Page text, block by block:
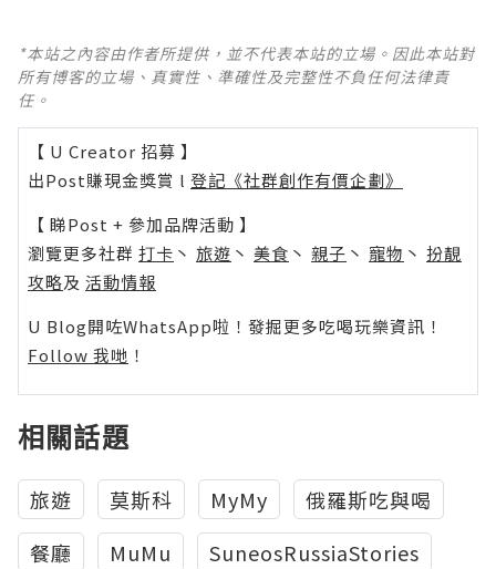
*本站之內容由作者所提供，並不代表本站的立場。因此本站對
所有博客的立場、真實性、準確性及完整性不負任何法律責
任。
【 U Creator 招募 】
出Post賺現金獎賞 l 登記《社群創作有價企劃》
【 睇Post + 參加品牌活動 】
瀏覽更多社群 打卡 丶 旅遊 丶 美食 丶 親子 丶 寵物 丶 扮靚
攻略及 活動情報
U Blog開咗WhatsApp啦！發掘更多吃喝玩樂資訊！
Follow 我哋 ！
相關話題
旅遊 莫斯科 MyMy
俄羅斯吃與喝
餐廳
MuMu
SuneosRussiaStories